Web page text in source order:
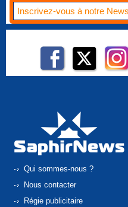
Qui sommes-nous ?
Nous contacter
Régie publicitaire